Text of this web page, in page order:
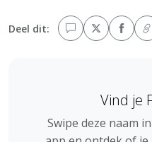
Deel dit:
Vind je
Swipe deze naam